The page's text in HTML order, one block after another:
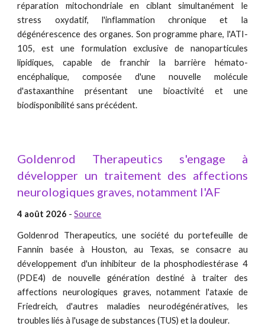
réparation mitochondriale en ciblant simultanément le
stress oxydatif, l'inflammation chronique et la
dégénérescence des organes. Son programme phare, l'ATI-
105, est une formulation exclusive de nanoparticules
lipidiques, capable de franchir la barrière hémato-
encéphalique, composée d'une nouvelle molécule
d'astaxanthine présentant une bioactivité et une
biodisponibilité sans précédent.
Goldenrod Therapeutics s'engage à
développer un traitement des affections
neurologiques graves, notamment l'AF
4 août 2026 -Source
Goldenrod Therapeutics, une société du portefeuille de
Fannin basée à Houston, au Texas, se consacre au
développement d'un inhibiteur de la phosphodiestérase 4
(PDE4) de nouvelle génération destiné à traiter des
affections neurologiques graves, notamment l'ataxie de
Friedreich, d'autres maladies neurodégénératives, les
troubles liés à l'usage de substances (TUS) et la douleur.